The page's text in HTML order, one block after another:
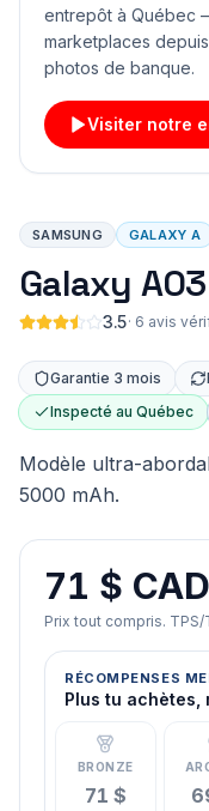
entrepôt à Québec
marketplaces
photos de banque.
Visiter notre
SAMSUNG GALAXY A
Galaxy A03
3.5· 6 avis
Garantie 3 mois
Inspecté au Québec
Modèle ultra-
5000 mAh.
71 $ CAD
Prix tout compris.
RÉCOMPENSES
Plus tu achètes,
BRONZE
71 $